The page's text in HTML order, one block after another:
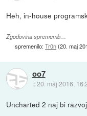
Heh, in-house
Zgodovina sprememb…
spremenilo:Tr0n(20. maj
oo7
::20. maj 2016,
Uncharted 2 naj bi